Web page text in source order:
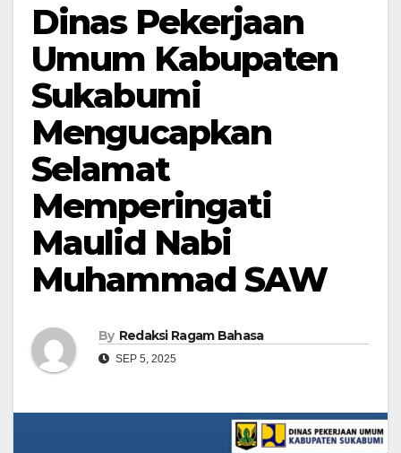
Dinas Pekerjaan
Umum Kabupaten
Sukabumi
Mengucapkan
Selamat
Memperingati
Maulid Nabi
Muhammad SAW
By Redaksi Ragam Bahasa
SEP 5, 2025